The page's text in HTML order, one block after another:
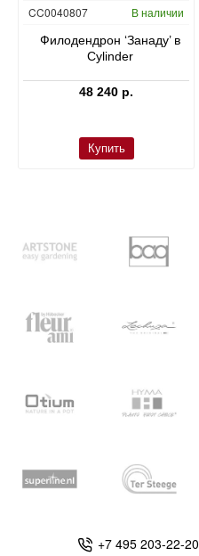
CC0040807 В наличии
Филодендрон ‘Занаду’ в
Cylinder
48 240 р.
Купить
+7 495 203-22-20